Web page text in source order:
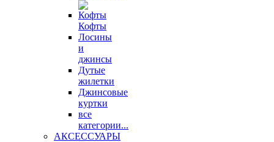
Кофты
Лосины
и
джинсы
Дутые
жилетки
Джинсовые
куртки
все
категории...
АКСЕССУАРЫ